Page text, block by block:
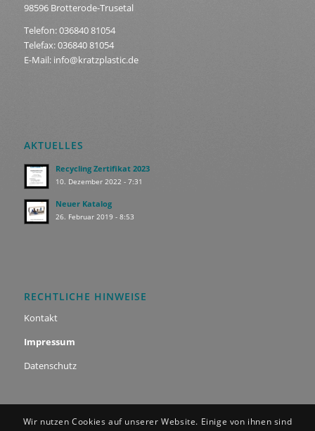
98596 Brotterode-Trusetal
Telefon: 036840 81054
Telefax: 036840 81054
E-Mail: info@kratzplastic.de
AKTUELLES
Recycling Zertifikat 2023
10. Dezember 2022 - 7:31
Neuer Katalog
26. Februar 2019 - 8:53
RECHTLICHE HINWEISE
Kontakt
Impressum
Datenschutz
Wir nutzen Cookies auf unserer Website. Einige von ihnen sind